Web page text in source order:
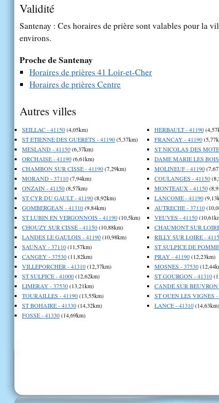
Validité
Santenay : Ces horaires de prière sont valables pour la
environs.
Proche de Santenay
Horaires de prières 41 Loir-et-Cher
Horaires de prières Centre
Autres villes
SEILLAC - 41150(4,05km)
ST ETIENNE DES GUERETS - 41190(5,37km)
MESLAND - 41150(6,37km)
ORCHAISE - 41190(6,61km)
CHAMBON SUR CISSE - 41190(7,29km)
MORAND - 37110(7,94km)
ONZAIN - 41150(8,57km)
ST CYR DU GAULT - 41190(8,92km)
GOMBERGEAN - 41310(9,84km)
ST LUBIN EN VERGONNOIS - 41190(10,5km)
CHOUZY SUR CISSE - 41150(10,88km)
LANDES LE GAULOIS - 41190(10,98km)
SAUNAY - 37110(11,57km)
CANGEY - 37530(11,82km)
VILLEPORCHER - 41310(12,37km)
ST SULPICE - 41000(12,62km)
LIMERAY - 37530(13,21km)
TOURAILLES - 41190(13,55km)
ST BOHAIRE - 41330(14,32km)
FOSSE - 41330(14,69km)
HERBAULT - 41190
FRANCAY - 41190
ST NICOLAS DES
DAME MARIE LES
MOLINEUF - 41190
COULANGES - 41150
MONTEAUX - 41150
LANCOME - 41190
AUTRECHE - 37110
VEUVES - 41150
CHAUMONT SUR
RILLY SUR LOIRE -
ST SULPICE DE
PRAY - 41190(12,23km)
MOSNES - 37530
ST GOURGON - 41310
CANDE SUR BEUVRON
ST OUEN LES VIGNES -
LANCE - 41310(14,63km)